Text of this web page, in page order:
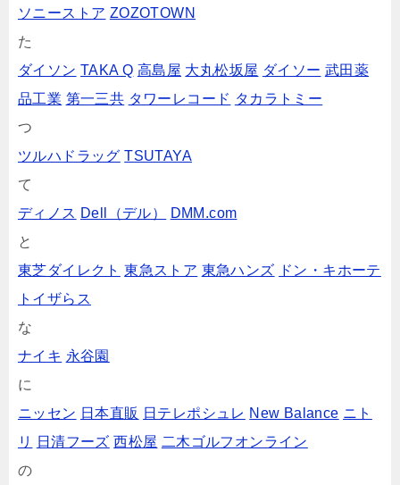
ソニーストア ZOZOTOWN
た
ダイソン TAKA Q 高島屋 大丸松坂屋 ダイソー 武田薬
品工業 第一三共 タワーレコード タカラトミー
つ
ツルハドラッグ TSUTAYA
て
ディノス Dell（デル）
DMM.com
と
東芝ダイレクト 東急ストア 東急ハンズ ドン・キホーテ
トイザらス
な
ナイキ 永谷園
に
ニッセン 日本直販 日テレポシュレ New Balance ニト
リ
日清フーズ 西松屋 二木ゴルフオンライン
の